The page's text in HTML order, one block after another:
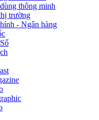
thông minh
trường
- Ngân hàng